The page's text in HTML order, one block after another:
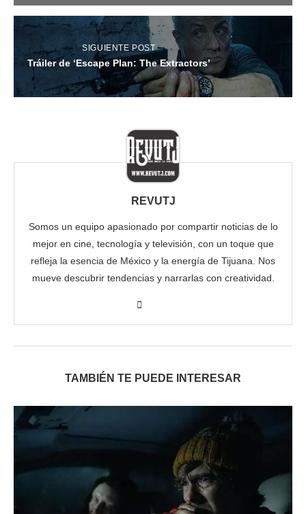
SIGUIENTE POST
Tráiler de ‘Escape Plan: The Extractors’
REVUTJ
Somos un equipo apasionado por compartir noticias de lo
mejor en cine, tecnología y televisión, con un toque que
refleja la esencia de México y la energía de Tijuana. Nos
mueve descubrir tendencias y narrarlas con creatividad.
TAMBIÉN TE PUEDE INTERESAR